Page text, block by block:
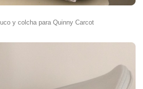
y colcha para Quinny Carcot